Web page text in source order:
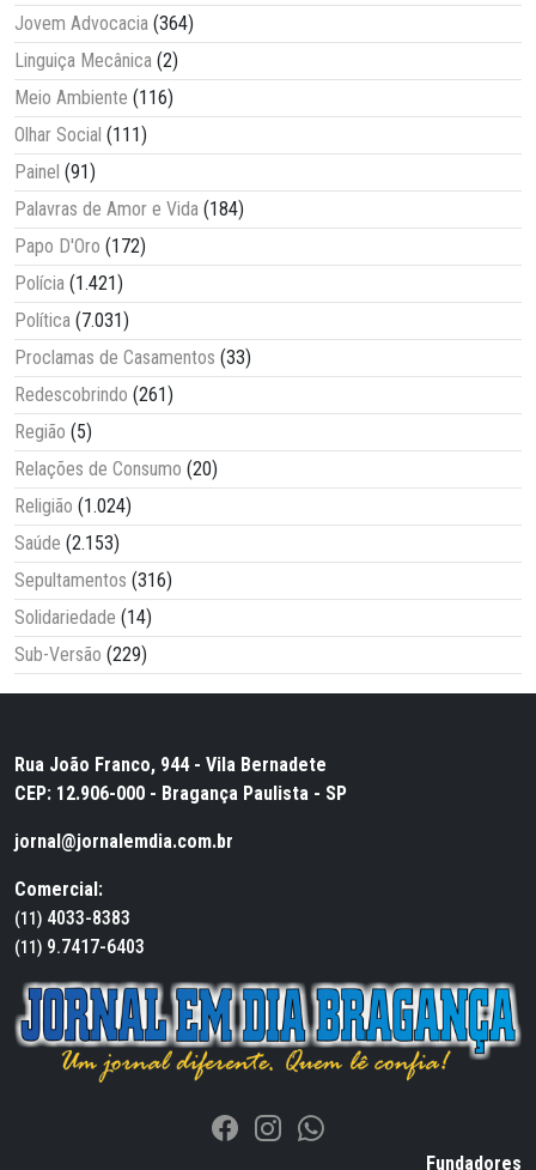
Jovem Advocacia (364)
Linguiça Mecânica (2)
Meio Ambiente (116)
Olhar Social (111)
Painel (91)
Palavras de Amor e Vida (184)
Papo D'Oro (172)
Polícia (1.421)
Política (7.031)
Proclamas de Casamentos (33)
Redescobrindo (261)
Região (5)
Relações de Consumo (20)
Religião (1.024)
Saúde (2.153)
Sepultamentos (316)
Solidariedade (14)
Sub-Versão (229)
Rua João Franco, 944 - Vila Bernadete
CEP: 12.906-000 - Bragança Paulista - SP
jornal@jornalemdia.com.br
Comercial:
(11) 4033-8383
(11) 9.7417-6403
Fundadores